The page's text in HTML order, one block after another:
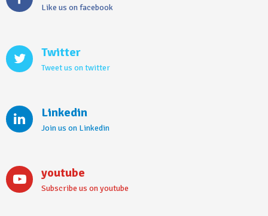
Like us on facebook
Twitter
Tweet us on twitter
Linkedin
Join us on Linkedin
youtube
Subscribe us on youtube